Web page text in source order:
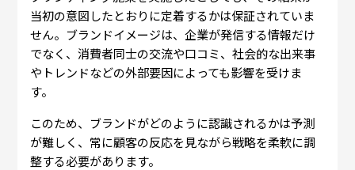
当初の意図したとおりに定着するかは保証されていま
せん。ブランドイメージは、企業が発信する情報だけ
でなく、消費者同士の交流や口コミ、社会的な出来事
やトレンドなどの外部要因によっても影響を受けま
す。
このため、ブランドがどのように認識されるかは予測
が難しく、常に顧客の反応を見ながら戦略を柔軟に調
整する必要があります。